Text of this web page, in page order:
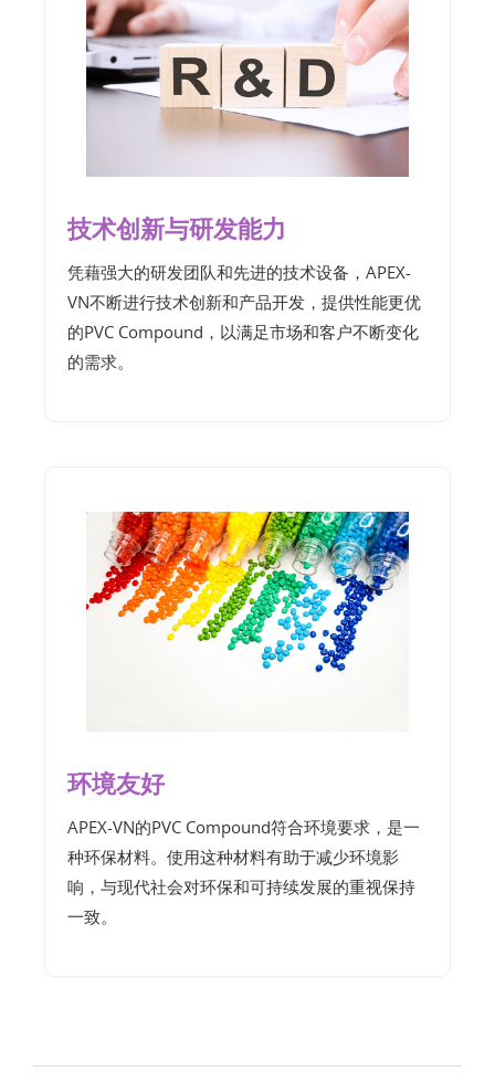
技术创新与研发能力
凭藉强大的研发团队和先进的技术设备，APEX-
VN不断进行技术创新和产品开发，提供性能更优
的PVC Compound，以满足市场和客户不断变化
的需求。
环境友好
APEX-VN的PVC Compound符合环境要求，是一
种环保材料。使用这种材料有助于减少环境影
响，与现代社会对环保和可持续发展的重视保持
一致。